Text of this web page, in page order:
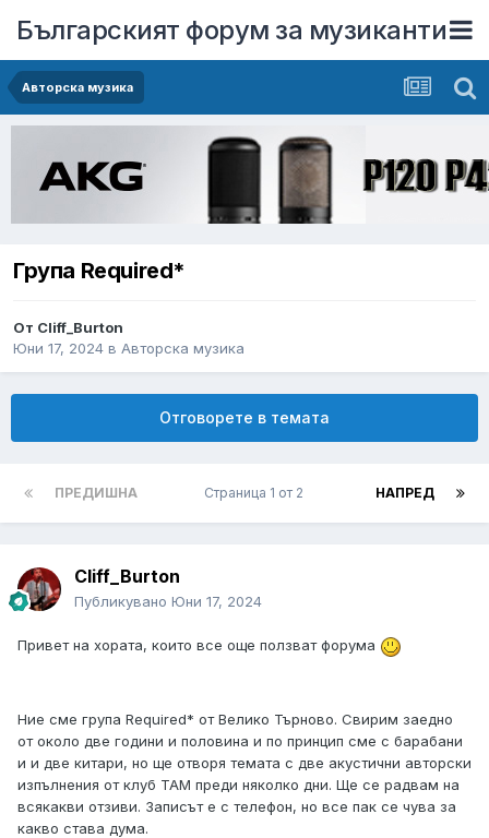
Българският форум за музиканти
Авторска музика
Група Required*
От Cliff_Burton
Юни 17, 2024 в Авторска музика
Отговорете в темата
ПРЕДИШНА НАПРЕД
Страница 1 от 2
Cliff_Burton
Публикувано Юни 17, 2024
Привет на хората, които все още ползват форума
Ние сме група Required* от Велико Търново. Свирим заедно
от около две години и половина и по принцип сме с барабани
и и две китари, но ще отворя темата с две акустични авторски
изпълнения от клуб ТАМ преди няколко дни. Ще се радвам на
всякакви отзиви. Записът е с телефон, но все пак се чува за
какво става дума.